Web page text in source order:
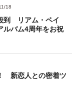
18
到 リアム・ペイ
ルバム4周年をお祝
新恋人との密着ツ